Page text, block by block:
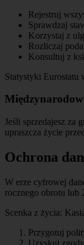
Rejestruj
Sprawdzaj
Korzystaj z
Rozliczaj
Konsultuj z
Statystyki Eurostatu
Jeśli sprzedajesz za
upraszcza życie
Ochrona
W erze cyfrowej
rocznego obrotu lub
Scenka z życia:
Przygotuj
Uzyskuj